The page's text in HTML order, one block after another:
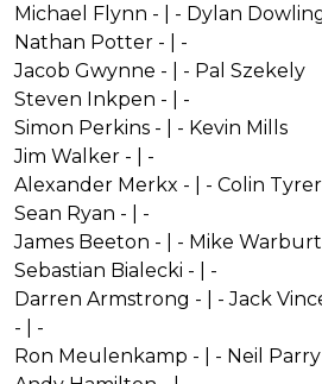
Michael Flynn - | - Dylan
Nathan Potter - | -
Jacob Gwynne - | - Pal Szekely
Steven Inkpen - | -
Simon Perkins - | - Kevin Mills
Jim Walker - | -
Alexander Merkx - | - Colin Tyrer
Sean Ryan - | -
James Beeton - | - Mike
Sebastian Bialecki - | -
Darren Armstrong - | - Jack
- | -
Ron Meulenkamp - | - Neil Parry